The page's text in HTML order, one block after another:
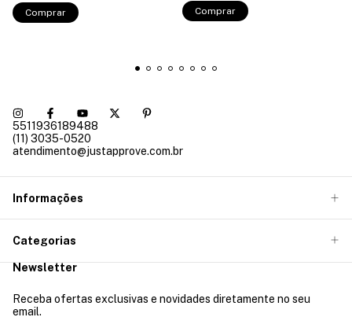
Comprar Comprar
5511936189488
(11) 3035-0520
atendimento@justapprove.com.br
Informações
Categorias
Newsletter
Receba ofertas exclusivas e novidades diretamente no seu
email.